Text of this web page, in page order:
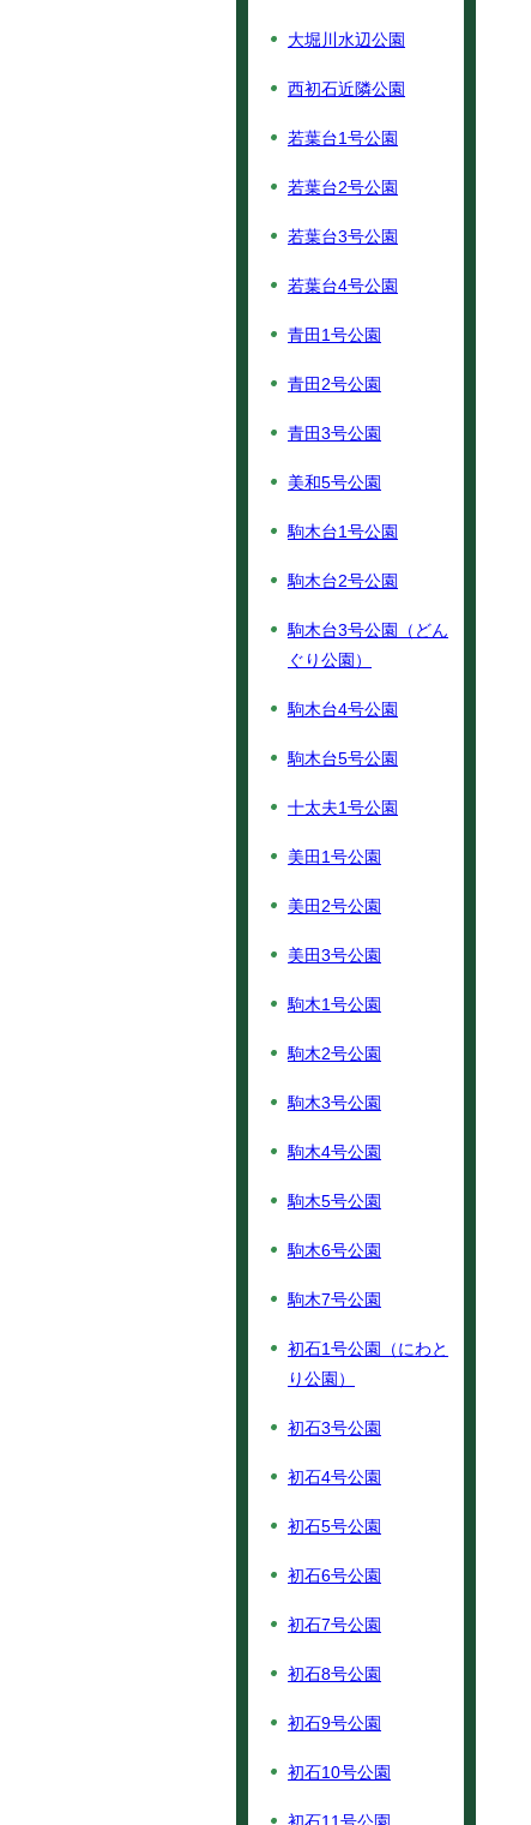
大堀川水辺公園
西初石近隣公園
若葉台1号公園
若葉台2号公園
若葉台3号公園
若葉台4号公園
青田1号公園
青田2号公園
青田3号公園
美和5号公園
駒木台1号公園
駒木台2号公園
駒木台3号公園（どん
ぐり公園）
駒木台4号公園
駒木台5号公園
十太夫1号公園
美田1号公園
美田2号公園
美田3号公園
駒木1号公園
駒木2号公園
駒木3号公園
駒木4号公園
駒木5号公園
駒木6号公園
駒木7号公園
初石1号公園（にわと
り公園）
初石3号公園
初石4号公園
初石5号公園
初石6号公園
初石7号公園
初石8号公園
初石9号公園
初石10号公園